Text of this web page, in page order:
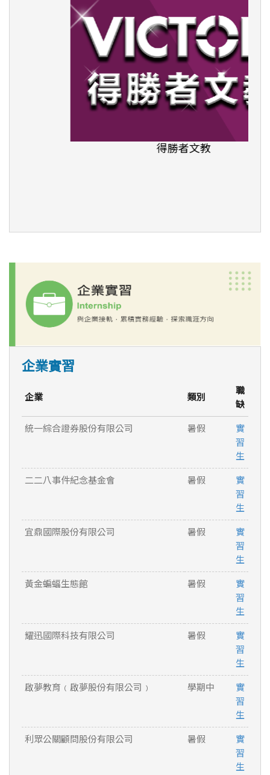
得勝者文教
企業實習
企業 類別
職
缺
統一綜合證券股份有限公司
暑假
實
習
生
二二八事件紀念基金會
暑假
實
習
生
宜鼎國際股份有限公司
暑假
實
習
生
黃金蝙蝠生態館
暑假
實
習
生
耀迅國際科技有限公司
暑假
實
習
生
啟夢教育﹙啟夢股份有限公司﹚
學期中
實
習
生
利眾公關顧問股份有限公司
暑假
實
習
生